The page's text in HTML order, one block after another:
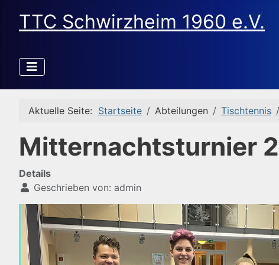
TTC Schwirzheim 1960 e.V.
Aktuelle Seite: Startseite Abteilungen Tischtennis
Mitternachtsturnier
Details
Geschrieben von: admin